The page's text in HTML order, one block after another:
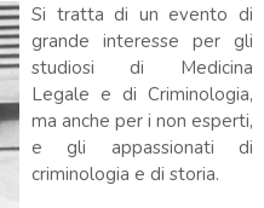
Si tratta di un evento di
grande interesse per gli
studiosi di Medicina
Legale e di Criminologia,
ma anche per i non esperti,
e gli appassionati di
criminologia e di storia.